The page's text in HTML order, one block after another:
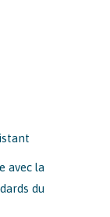
avec la
du